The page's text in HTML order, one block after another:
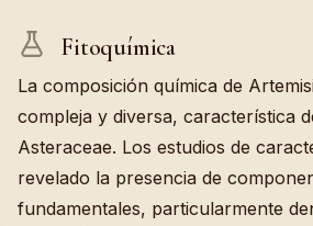
Fitoquímica
La composición química de
compleja y diversa, característica
Asteraceae. Los estudios de
revelado la presencia de
fundamentales, particularmente